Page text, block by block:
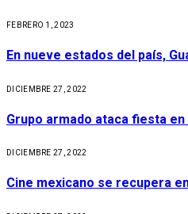
FEBRERO 1, 2023
En nueve estados del país,
DICIEMBRE 27, 2022
Grupo armado ataca fiesta
DICIEMBRE 27, 2022
Cine mexicano se recupera